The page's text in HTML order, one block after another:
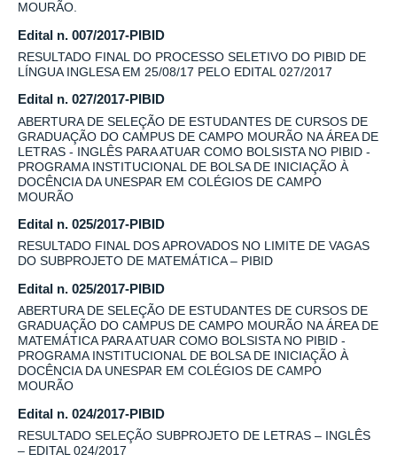
MOURÃO.
Edital n. 007/2017-PIBID
RESULTADO FINAL DO PROCESSO SELETIVO DO PIBID DE
LÍNGUA INGLESA EM 25/08/17 PELO EDITAL 027/2017
Edital n. 027/2017-PIBID
ABERTURA DE SELEÇÃO DE ESTUDANTES DE CURSOS DE
GRADUAÇÃO DO CAMPUS DE CAMPO MOURÃO NA ÁREA DE
LETRAS - INGLÊS PARA ATUAR COMO BOLSISTA NO PIBID -
PROGRAMA INSTITUCIONAL DE BOLSA DE INICIAÇÃO À
DOCÊNCIA DA UNESPAR EM COLÉGIOS DE CAMPO
MOURÃO
Edital n. 025/2017-PIBID
RESULTADO FINAL DOS APROVADOS NO LIMITE DE VAGAS
DO SUBPROJETO DE MATEMÁTICA – PIBID
Edital n. 025/2017-PIBID
ABERTURA DE SELEÇÃO DE ESTUDANTES DE CURSOS DE
GRADUAÇÃO DO CAMPUS DE CAMPO MOURÃO NA ÁREA DE
MATEMÁTICA PARA ATUAR COMO BOLSISTA NO PIBID -
PROGRAMA INSTITUCIONAL DE BOLSA DE INICIAÇÃO À
DOCÊNCIA DA UNESPAR EM COLÉGIOS DE CAMPO
MOURÃO
Edital n. 024/2017-PIBID
RESULTADO SELEÇÃO SUBPROJETO DE LETRAS – INGLÊS
– EDITAL 024/2017